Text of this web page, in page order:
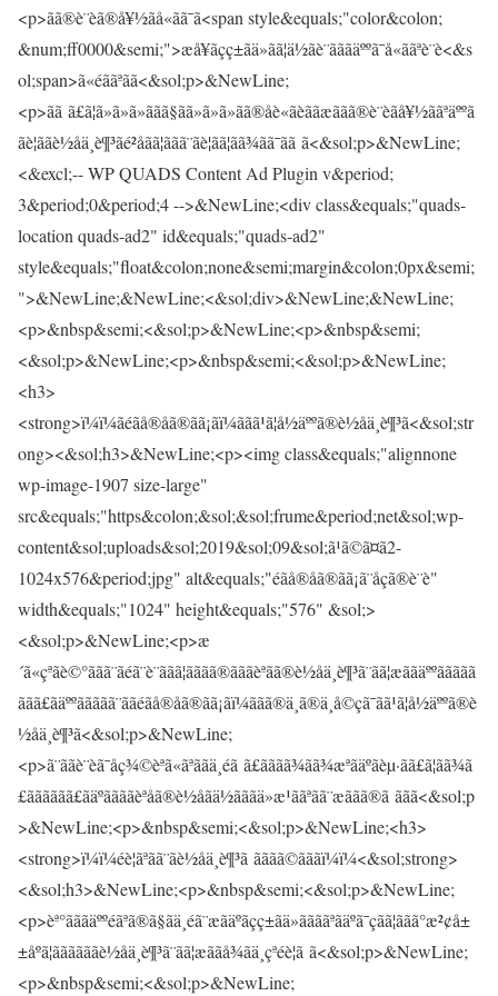
<p>ãã®è¨èã®å¥½ãå«ãã¯ã<span style&equals;"color&colon;
&num;ff0000&semi;">æå¥ãçç±ãä»ãã¦ä½ãè¨ãããäººã¯å«ããªè¨è<&s
ol;span>ã«éããªãã<&sol;p>&NewLine;
<p>ãã ã£ã¦ã»ã»ã»ããã§ãã»ã»ã»ãã®åè«ãèããæããã®è¨èãå¥½ããªäººã
ãè¦ããè½åä¸è¶³ãé²åãã¦ããã¨ãè¦ãã¦ãã¾ãã¯ãã ã<&sol;p>&NewLine;
<&excl;-- WP QUADS Content Ad Plugin v&period;
3&period;0&period;4 -->&NewLine;<div class&equals;"quads-
location quads-ad2" id&equals;"quads-ad2"
style&equals;"float&colon;none&semi;margin&colon;0px&semi;
">&NewLine;&NewLine;<&sol;div>&NewLine;&NewLine;
<p>&nbsp&semi;<&sol;p>&NewLine;<p>&nbsp&semi;
<&sol;p>&NewLine;<p>&nbsp&semi;<&sol;p>&NewLine;
<h3>
<strong>ï¼ï¼ãéãå®åã®ãã¡ãï¼ããã¹ã¦å½äººã®è½åä¸è¶³ã<&sol;str
ong><&sol;h3>&NewLine;<p><img class&equals;"alignnone
wp-image-1907 size-large"
src&equals;"https&colon;&sol;&sol;frume&period;net&sol;wp-
content&sol;uploads&sol;2019&sol;09&sol;ã¹ã©ã¤ã2-
1024x576&period;jpg" alt&equals;"éãå®åã®ãã¡ã¨åç­ã®è¨è"
width&equals;"1024" height&equals;"576" &sol;>
<&sol;p>&NewLine;<p>æ
´ã«çªãè©°ããã¨ãéã¨è¨ããã¦ãããã®ãããèªãã®è½åä¸è¶³ã¨ãã¦æããäººããããã
ããã£ãäººããããã¨ããéãå®åã®ãã¡ãï¼ããã®ä¸ã®ä¸å©çã¯ãã¹ã¦å½äººã®è
½åä¸è¶³ã<&sol;p>&NewLine;
<p>ã¨ããè¨èã¯åç¾©èªã«ãªããä¸éã ã£ãããã¾ãã¾æªãäºãèµ·ãã£ã¦ãã¾ã
£ãããããã£ãäºããããèªåã®è½åãä½ãããä»æ¹ããªãã¨æããã®ã ããã<&sol;p
>&NewLine;<p>&nbsp&semi;<&sol;p>&NewLine;<h3>
<strong>ï¼ï¼éè¦ãªãã¨ãè½åä¸è¶³ã ãããã©ãããï¼ï¼<&sol;strong>
<&sol;h3>&NewLine;<p>&nbsp&semi;<&sol;p>&NewLine;
<p>èª°ãããäººéãªã®ã§ãä¸éã¨æãäºãçç±ãä»ããããªãäºã¯çãã¦ããã°æ²¢å±
±åºã¦ããããããè½åä¸è¶³ã¨ãã¦æããå¾ãä¸çªéè¦ã ã<&sol;p>&NewLine;
<p>&nbsp&semi;<&sol;p>&NewLine;